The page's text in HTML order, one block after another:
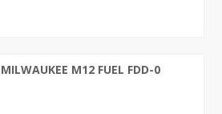
M12 FUEL FDD-0